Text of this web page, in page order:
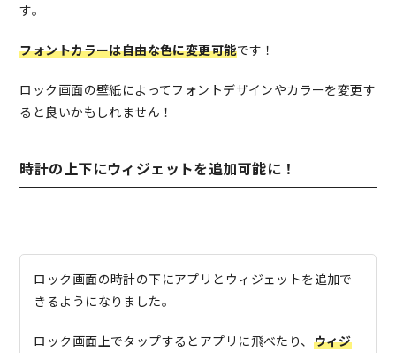
す。
フォントカラーは自由な色に変更可能です！
ロック画面の壁紙によってフォントデザインやカラーを変更す
ると良いかもしれません！
時計の上下にウィジェットを追加可能に！
ロック画面の時計の下にアプリとウィジェットを追加で
きるようになりました。
ロック画面上でタップするとアプリに飛べたり、 ウィジ